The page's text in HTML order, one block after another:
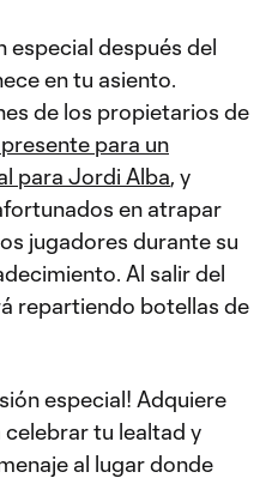
especial después del
en tu asiento.
de los propietarios de
para un
para Jordi Alba, y
en atrapar
jugadores durante su
Al salir del
repartiendo botellas de
especial! Adquiere
celebrar tu lealtad y
al lugar donde